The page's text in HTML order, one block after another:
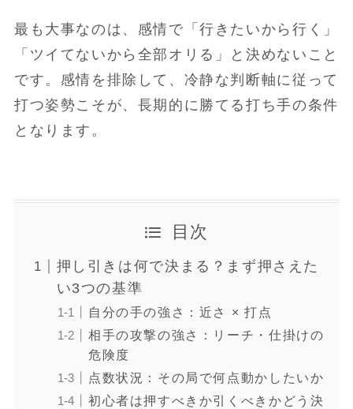
最も大事なのは、感情で「行きたいから行く」
「ツイてないから全部オリる」と決めないこと
です。感情を排除して、冷静な判断軸に従って
打つ姿勢こそが、長期的に勝てる打ち手の条件
となります。
目次
押し引きは何で決まる？まず押さえた
い3つの基準
自分の手の強さ：近さ × 打点
相手の攻撃の強さ：リーチ・仕掛けの
危険度
点数状況：その局で何点動かしたいか
初心者は押すべきか引くべきかどう決